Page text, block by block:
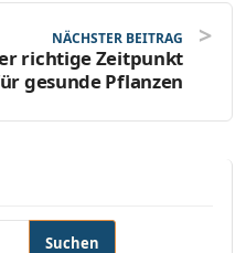
NÄCHSTER BEITRAG
richtige Zeitpunkt
gesunde Pflanzen